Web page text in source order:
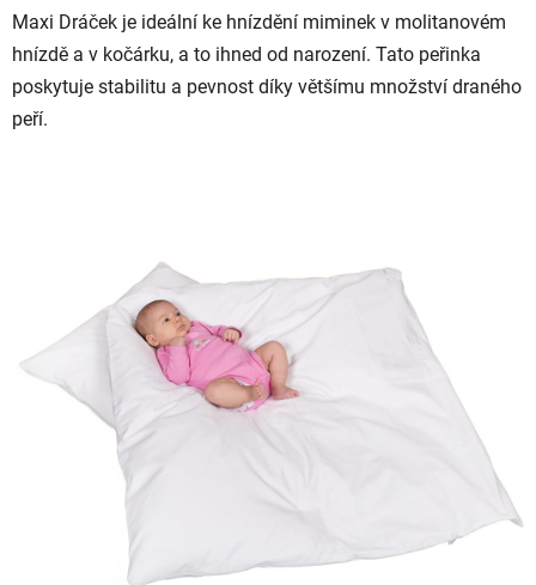
Maxi Dráček je ideální ke hnízdění miminek v molitanovém
hnízdě a v kočárku, a to ihned od narození. Tato peřinka
poskytuje stabilitu a pevnost díky většímu množství draného
peří.